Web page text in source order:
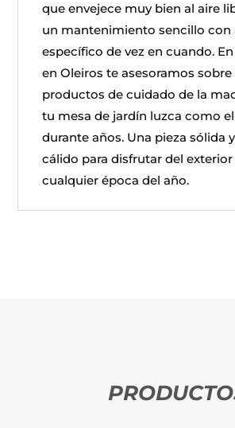
que envejece muy bien al aire
un mantenimiento sencillo con
específico de vez en cuando.
en Oleiros te asesoramos sobre
productos de cuidado de la
tu mesa de jardín luzca como
durante años. Una pieza sólida
cálido para disfrutar del
cualquier época del año.